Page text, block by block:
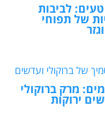
לביבות
של תפוחי
מרק ברוקולי
ירוקות